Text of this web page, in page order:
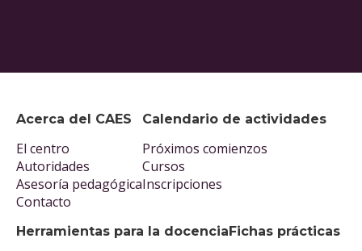
Acerca del CAES
El centro
Autoridades
Asesoría pedagógica
Contacto
Calendario de actividades
Próximos comienzos
Cursos
Inscripciones
Herramientas para la docencia Fichas prácticas